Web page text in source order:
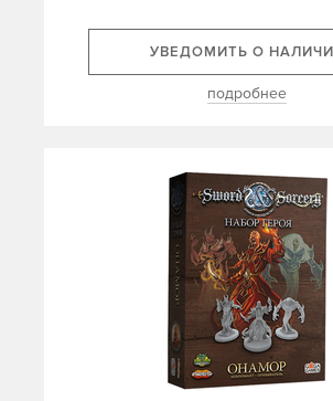
УВЕДОМИТЬ О
подробнее